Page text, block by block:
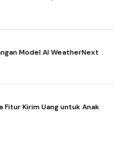
Model AI WeatherNext
Fitur Kirim Uang untuk Anak